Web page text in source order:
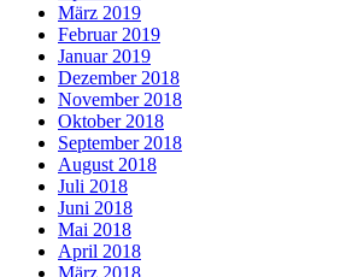
März 2019
Februar 2019
Januar 2019
Dezember 2018
November 2018
Oktober 2018
September 2018
August 2018
Juli 2018
Juni 2018
Mai 2018
April 2018
März 2018